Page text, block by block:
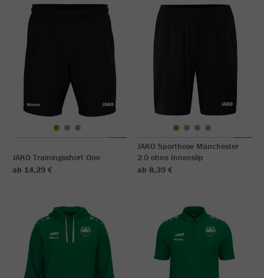
JAKO Trainingsshort One
ab 14,29 €
JAKO Sporthose Manchester
2.0 ohne Innenslip
ab 8,39 €